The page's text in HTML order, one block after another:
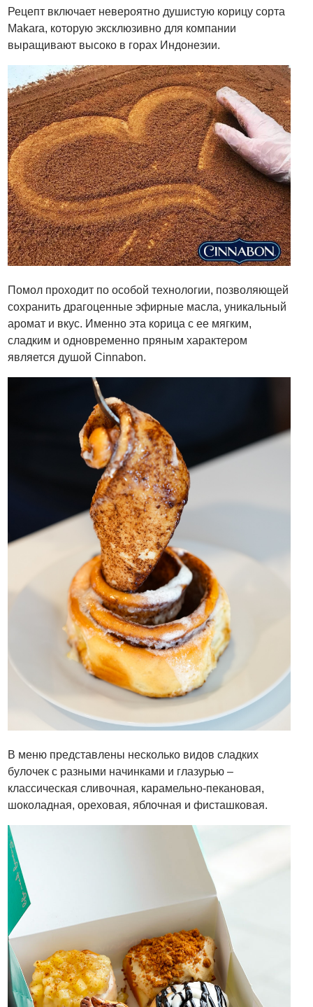
Рецепт включает невероятно душистую корицу сорта
Makara, которую эксклюзивно для компании
выращивают высоко в горах Индонезии.
Помол проходит по особой технологии, позволяющей
сохранить драгоценные эфирные масла, уникальный
аромат и вкус. Именно эта корица с ее мягким,
сладким и одновременно пряным характером
является душой Cinnabon.
В меню представлены несколько видов сладких
булочек с разными начинками и глазурью –
классическая сливочная, карамельно-пекановая,
шоколадная, ореховая, яблочная и фисташковая.